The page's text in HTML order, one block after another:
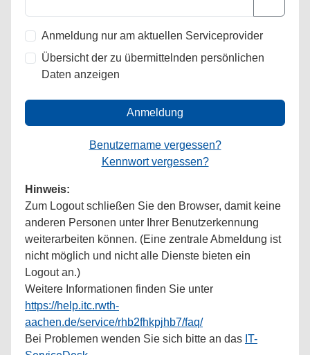
Anmeldung nur am aktuellen Serviceprovider
Übersicht der zu übermittelnden persönlichen
Daten anzeigen
Anmeldung
Benutzername vergessen?
Kennwort vergessen?
Hinweis:
Zum Logout schließen Sie den Browser, damit keine
anderen Personen unter Ihrer Benutzerkennung
weiterarbeiten können. (Eine zentrale Abmeldung ist
nicht möglich und nicht alle Dienste bieten ein
Logout an.)
Weitere Informationen finden Sie unter
https://help.itc.rwth-
aachen.de/service/rhb2fhkpjhb7/faq/
Bei Problemen wenden Sie sich bitte an das IT-